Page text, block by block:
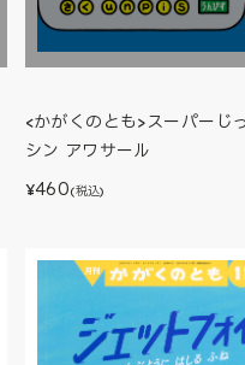
<かがくのとも>スーパーじ
シン アワサール
¥460(税込)